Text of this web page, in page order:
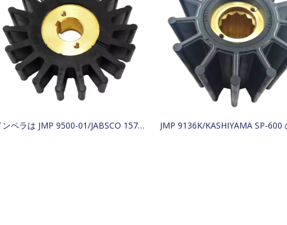
インペラは JMP 9500-01/JABSCO 15780-0000/JOHNSON 15299-1000 の代替品